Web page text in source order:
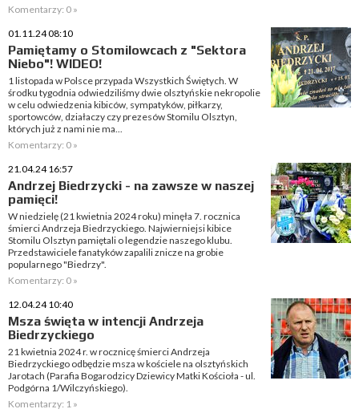
Komentarzy: 0 »
01.11.24 08:10
Pamiętamy o Stomilowcach z "Sektora
Niebo"! WIDEO!
1 listopada w Polsce przypada Wszystkich Świętych. W
środku tygodnia odwiedziliśmy dwie olsztyńskie nekropolie
w celu odwiedzenia kibiców, sympatyków, piłkarzy,
sportowców, działaczy czy prezesów Stomilu Olsztyn,
których już z nami nie ma...
Komentarzy: 0 »
21.04.24 16:57
Andrzej Biedrzycki - na zawsze w naszej
pamięci!
W niedzielę (21 kwietnia 2024 roku) minęła 7. rocznica
śmierci Andrzeja Biedrzyckiego. Najwierniejsi kibice
Stomilu Olsztyn pamiętali o legendzie naszego klubu.
Przedstawiciele fanatyków zapalili znicze na grobie
popularnego "Biedrzy".
Komentarzy: 0 »
12.04.24 10:40
Msza święta w intencji Andrzeja
Biedrzyckiego
21 kwietnia 2024 r. w rocznicę śmierci Andrzeja
Biedrzyckiego odbędzie msza w kościele na olsztyńskich
Jarotach (Parafia Bogarodzicy Dziewicy Matki Kościoła - ul.
Podgórna 1/Wilczyńskiego).
Komentarzy: 1 »